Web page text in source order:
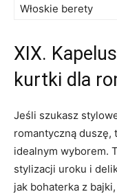
Włoskie berety
XIX.
kurtki dla
Jeśli szukasz
romantyczną ⁤duszę,
idealnym wyborem.
stylizacji uroku‌ i
jak bohaterka z